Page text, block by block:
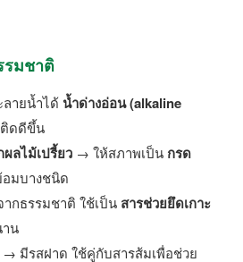
รมชาติ
ายน้ำได้ น้ำด่างอ่อน (alkaline
ดดีขึ้น
ลไม้เปรี้ยว → ให้สภาพเป็น กรด
มบางชนิด
กธรรมชาติ ใช้เป็น สารช่วยยึดเกาะ
น
→ มีรสฝาด ใช้คู่กับสารส้มเพื่อช่วย